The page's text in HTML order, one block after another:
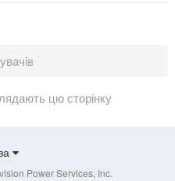
цю сторінку
Power Services, Inc.